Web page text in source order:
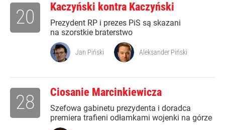
Kaczyński kontra Kaczyński
Prezydent RP i prezes PiS są skazani
na szorstkie braterstwo
20
Jan Piński Aleksander Piński
Ciosanie Marcinkiewicza
Szefowa gabinetu prezydenta i doradca
premiera trafieni odłamkami wojenki na górze
28